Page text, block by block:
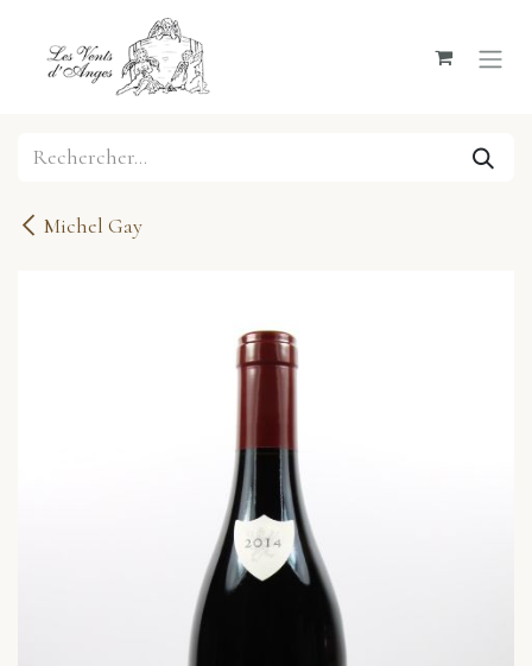
Se rendre au contenu
Michel Gay